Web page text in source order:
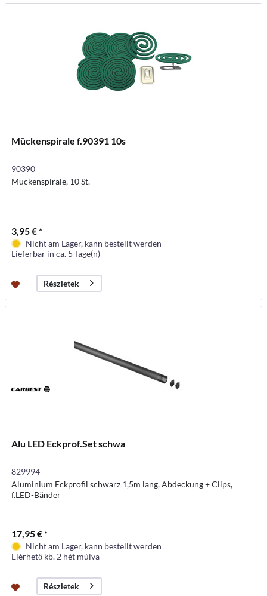
Mückenspirale f.90391 10s
90390
Mückenspirale, 10 St.
3,95 € *
Nicht am Lager, kann bestellt werden
Lieferbar in ca. 5 Tage(n)
Részletek
Alu LED Eckprof.Set schwa
829994
Aluminium Eckprofil schwarz 1,5m lang, Abdeckung + Clips,
f.LED-Bänder
17,95 € *
Nicht am Lager, kann bestellt werden
Elérhető kb. 2 hét múlva
Részletek